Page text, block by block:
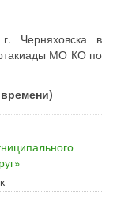
Черняховска в
МО КО по